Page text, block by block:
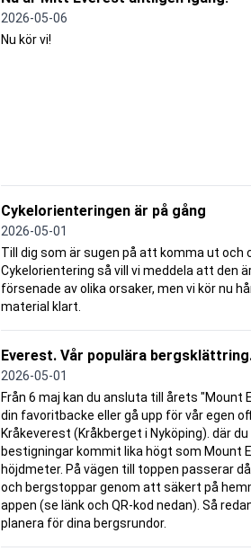
2026-05-06
Nu kör vi!
Cykelorienteringen är på gång
2026-05-01
Till dig som är sugen på att komma ut och
Cykelorientering så vill vi meddela att den
försenade av olika orsaker, men vi kör nu
material klart.
Everest. Vår populära
2026-05-01
Från 6 maj kan du ansluta till årets "Mount
din favoritbacke eller gå upp för vår egen
Kråkeverest (Kråkberget i Nyköping). där
bestigningar kommit lika högt som Mount
höjdmeter. På vägen till toppen passerar
och bergstoppar genom att säkert på
appen (se länk och QR-kod nedan). Så
planera för dina bergsrundor.